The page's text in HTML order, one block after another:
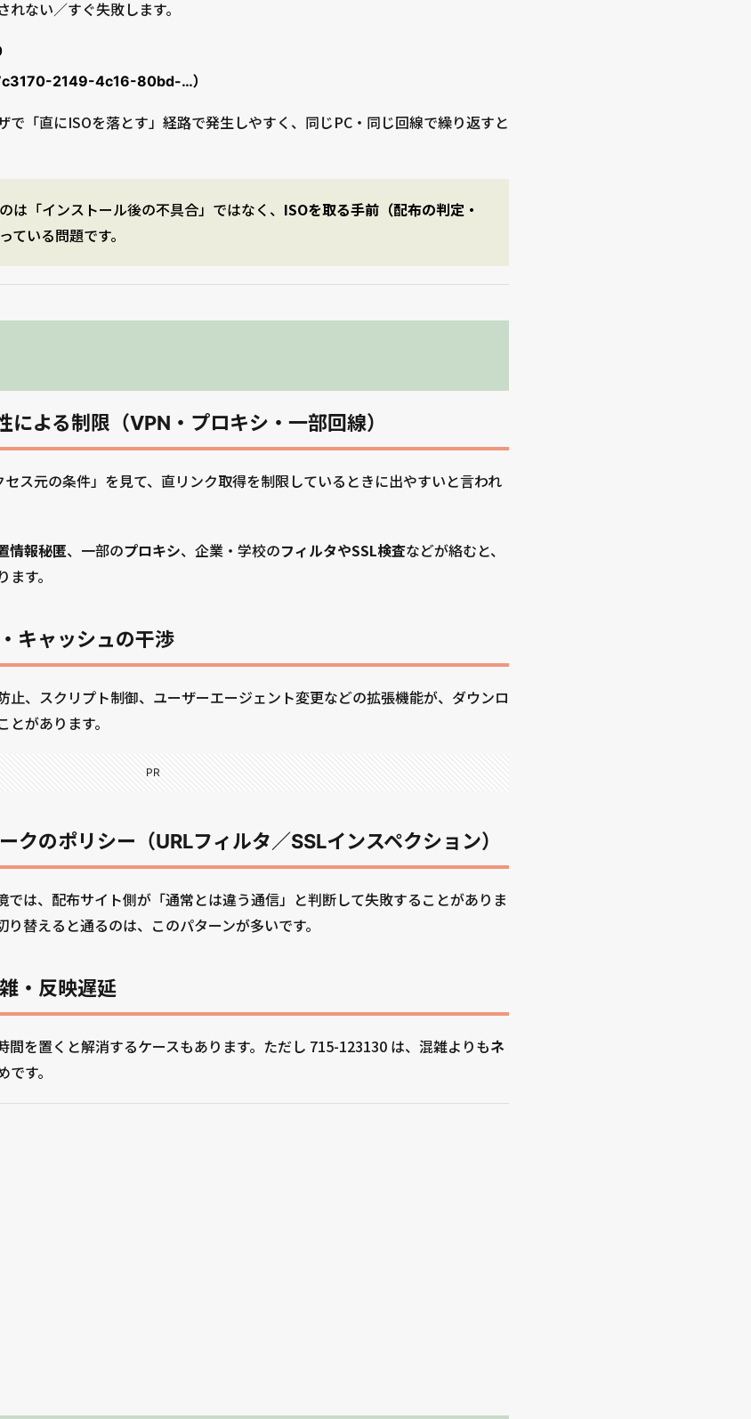
ない／すぐ失敗します。
2149-4c16-80bd-…）
で「直にISOを落とす」経路で発生しやすく、同じPC・同じ回線で繰り返すと
は「インストール後の不具合」ではなく、 ISOを取る手前（配布の判定・
ている問題です。
による制限（VPN・プロキシ・一部回線）
ス元の条件」を見て、直リンク取得を制限しているときに出やすいと言われ
情報秘匿、一部のプロキシ、企業・学校のフィルタやSSL検査などが絡むと、
す。
キャッシュの干渉
止、スクリプト制御、ユーザーエージェント変更などの拡張機能が、ダウンロ
があります。
PR
クのポリシー（URLフィルタ／SSLインスペクション）
は、配布サイト側が「通常とは違う通信」と判断して失敗することがありま
替えると通るのは、このパターンが多いです。
・反映遅延
間を置くと解消するケースもあります。ただし 715-123130 は、混雑よりもネ
す。